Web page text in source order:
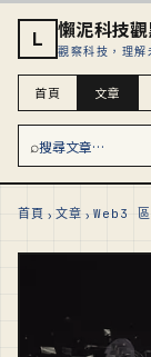
L 懶泥科技
觀察科技，理
⌕搜尋文章…
首頁 文章
首頁 › 文章 › Web3 區